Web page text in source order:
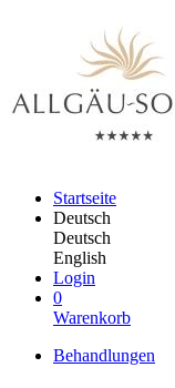
Startseite
Deutsch
Deutsch
English
Login
0
Warenkorb
Behandlungen